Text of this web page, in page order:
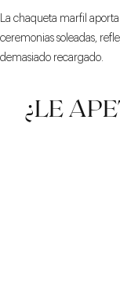
La chaqueta marfil
ceremonias soleadas,
demasiado recargado.
¿LE